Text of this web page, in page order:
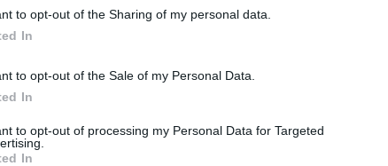
to opt-out of the Sharing of my personal data.
In
to opt-out of the Sale of my Personal Data.
In
to opt-out of processing my Personal Data for Targeted
In